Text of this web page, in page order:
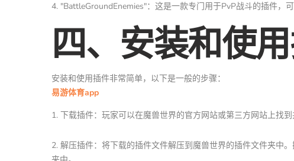
4. "BattleGroundEnemies"：这是一款专门用于PvP战斗的插件，
四、安装和使
安装和使用插件非常简单，以下是一般的步骤：
易游体育app
1. 下载插件：玩家可以在魔兽世界的官方网站或第三方网站上找到
2. 解压插件：将下载的插件文件解压到魔兽世界的插件文件夹中